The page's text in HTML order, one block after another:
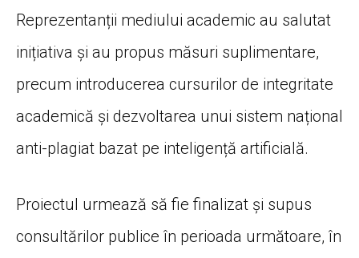
Reprezentanții mediului academic au salutat
inițiativa și au propus măsuri suplimentare,
precum introducerea cursurilor de integritate
academică și dezvoltarea unui sistem național
anti-plagiat bazat pe inteligență artificială.
Proiectul urmează să fie finalizat și supus
consultărilor publice în perioada următoare, în